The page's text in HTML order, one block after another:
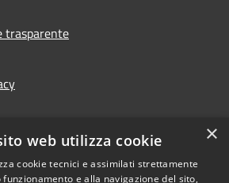
trasparente
×
web utilizza cookie
cookie tecnici e assimilati strettamente
e alla navigazione del sito,